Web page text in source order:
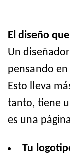
El diseño
Un
pensando
Esto lleva
tanto, tiene
es una
Tu